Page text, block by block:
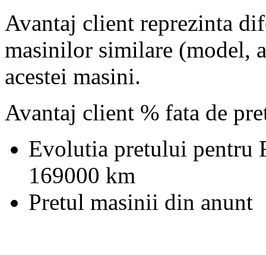
Avantaj client reprezinta
masinilor similare (model,
acestei masini.
Avantaj client % fata de
Evolutia pretului pentru
169000 km
Pretul masinii din anunt